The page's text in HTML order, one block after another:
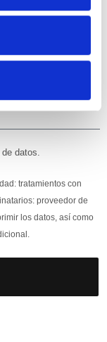
nuestras
datos.
tratamientos con
proveedor de
los datos, así como